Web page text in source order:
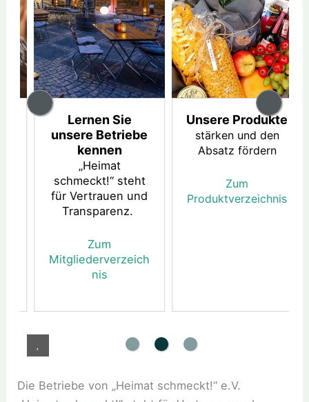
Lernen Sie
unsere Betriebe
kennen
„Heimat
schmeckt!“ steht
für Vertrauen und
Transparenz.
Zum
Mitgliederverzeich
nis
Unsere Produkte
stärken und den
Absatz fördern
Zum
Produktverzeichnis
Nex
Die Betriebe von „Heimat schmeckt!“ e.V.